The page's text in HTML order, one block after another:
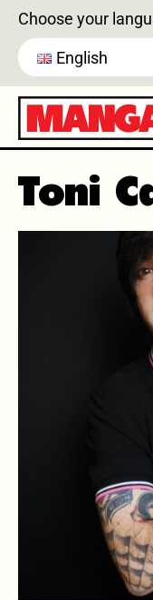
Choose your
English
Toni